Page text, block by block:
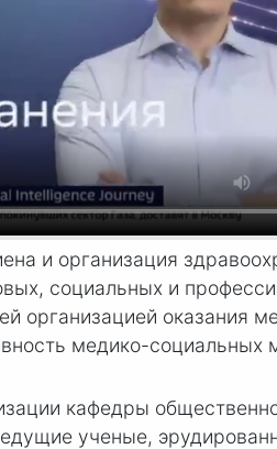
и организация
социальных и
оказания
медико-социальных
кафедры
ученые,